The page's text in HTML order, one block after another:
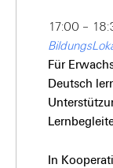
17:00 –
Für
Deutsch
In